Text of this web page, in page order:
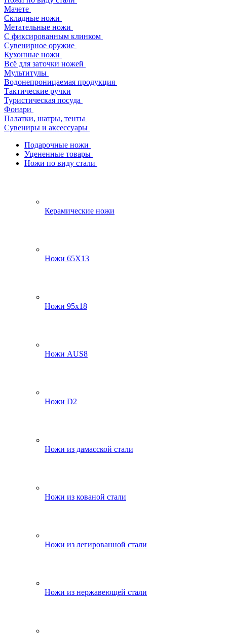
Мачете
Складные ножи
Метательные ножи
С фиксированным клинком
Сувенирное оружие
Кухонные ножи
Всё для заточки ножей
Мультитулы
Водонепроницаемая продукция
Тактические ручки
Туристическая посуда
Фонари
Палатки, шатры, тенты
Сувениры и аксессуары
Подарочные ножи
Уцененные товары
Ножи по виду стали
Керамические ножи
Ножи 65Х13
Ножи 95х18
Ножи AUS8
Ножи D2
Ножи из дамасской стали
Ножи из кованой стали
Ножи из легированной стали
Ножи из нержавеющей стали